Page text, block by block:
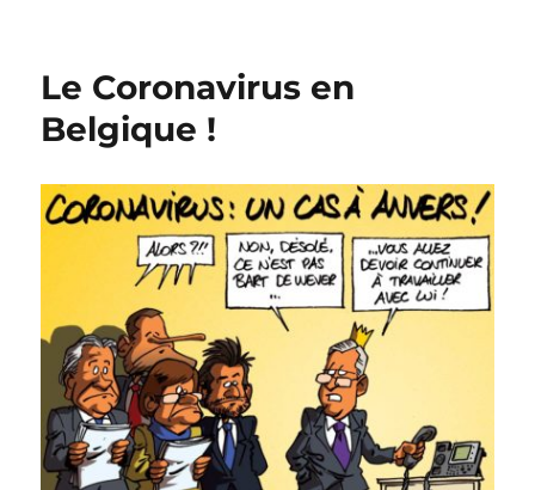
prolongés
Le Coronavirus en
Belgique !